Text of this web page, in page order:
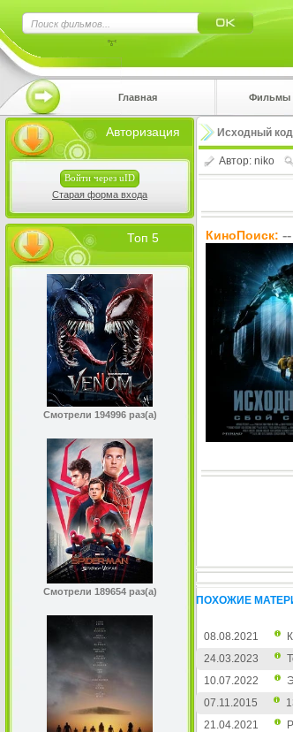
Главная Фильмы
Авторизация
Войти через uID
Старая форма входа
Топ 5
Смотрели 194996 раз(а)
Смотрели 189654 раз(а)
Исходный
Автор: niko
КиноПоиск:
ПОХОЖИЕ
08.08.2021
24.03.2023
10.07.2022
07.11.2015
21.04.2021